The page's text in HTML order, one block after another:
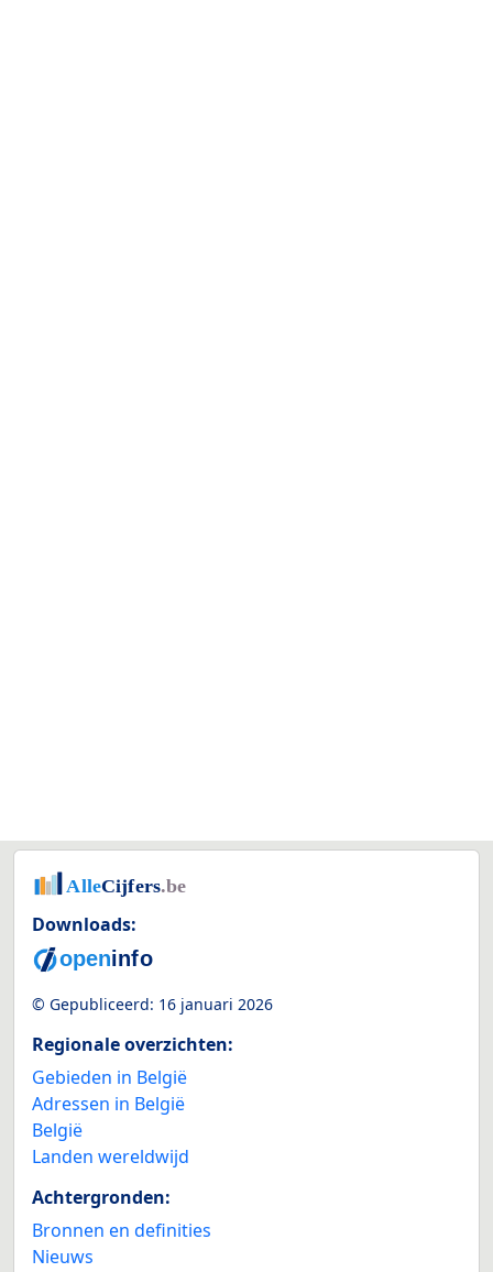
Downloads:
© Gepubliceerd: 16 januari 2026
Regionale overzichten:
Gebieden in België
Adressen in België
België
Landen wereldwijd
Achtergronden:
Bronnen en definities
Nieuws